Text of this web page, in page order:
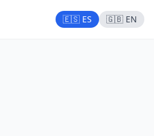
🇪🇸 ES 🇬🇧 EN